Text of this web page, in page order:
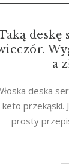
a
deska
keto przekąski.
prosty